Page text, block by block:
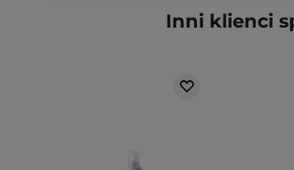
Inni klienci